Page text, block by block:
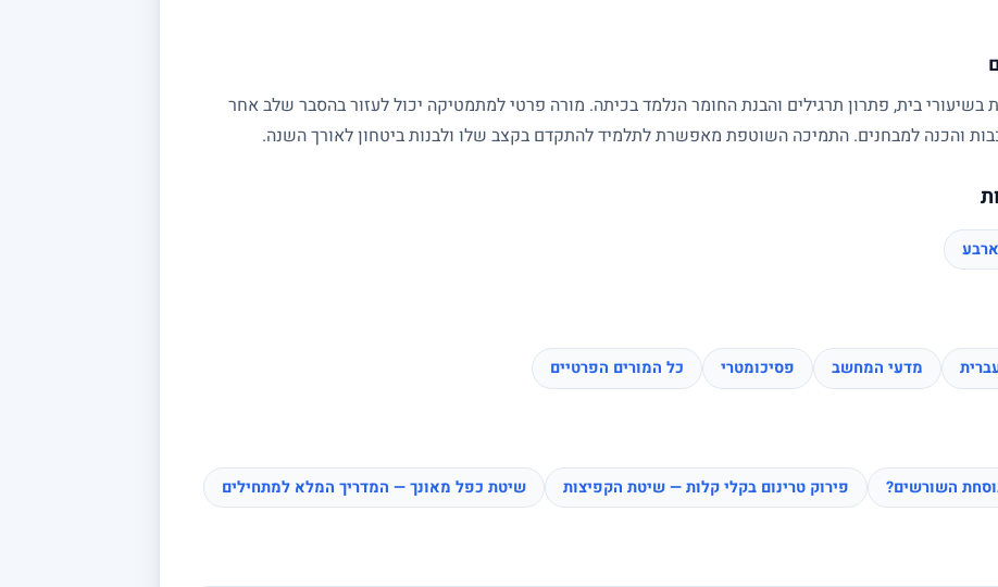
בית, פתרון תרגילים והבנת החומר הנלמד בכיתה. מורה פרטי למתמטיקה יכול לעזור בהסבר שלב אחר
והכנה למבחנים. התמיכה השוטפת מאפשרת לתלמיד להתקדם בקצב שלו ולבנות ביטחון לאורך השנה.
מדעי המחשב פסיכומטרי כל המורים הפרטיים
השורשים? פירוק טרינום בקלי קלות — שיטת הקפיצות שיטת כפל מאונך — המדריך המלא למתחילים